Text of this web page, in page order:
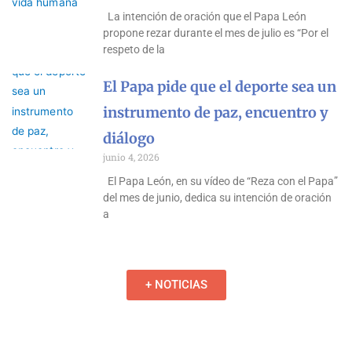
La intención de oración que el Papa León
propone rezar durante el mes de julio es “Por el
respeto de la
El Papa pide que el deporte sea un
instrumento de paz, encuentro y
diálogo
junio 4, 2026
El Papa León, en su vídeo de “Reza con el Papa”
del mes de junio, dedica su intención de oración
a
+ NOTICIAS